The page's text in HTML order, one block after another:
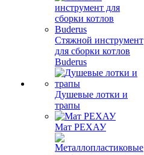
Стяжной инструмент
для сборки котлов
Buderus
Душевые лотки и
трапы
Мат РЕХАУ